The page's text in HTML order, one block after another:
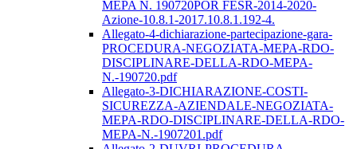
MEPA N. 190720POR FESR-2014-2020-
Azione-10.8.1-2017.10.8.1.192-4.
Allegato-4-dichiarazione-partecipazione-gara-
PROCEDURA-NEGOZIATA-MEPA-RDO-
DISCIPLINARE-DELLA-RDO-MEPA-
N.-190720.pdf
Allegato-3-DICHIARAZIONE-COSTI-
SICUREZZA-AZIENDALE-NEGOZIATA-
MEPA-RDO-DISCIPLINARE-DELLA-RDO-
MEPA-N.-1907201.pdf